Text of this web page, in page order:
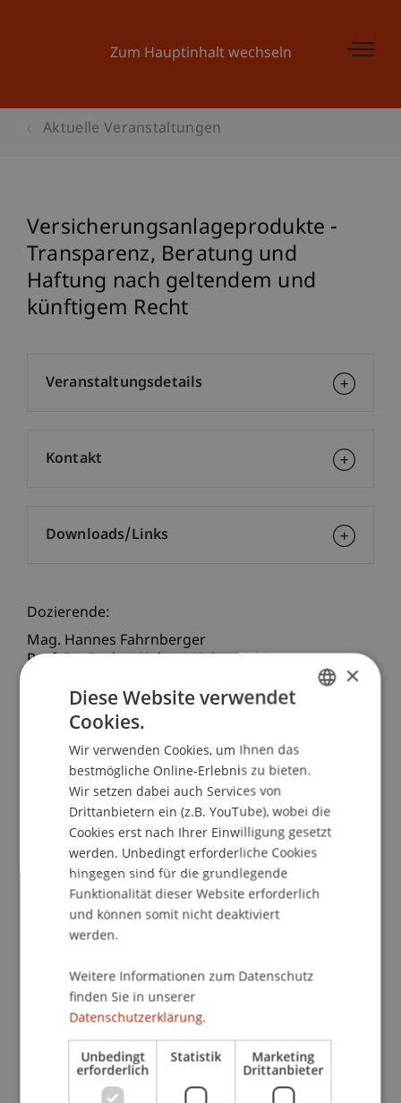
Zum Hauptinhalt wechseln
Aktuelle Veranstaltungen
Versicherungsanlageprodukte -
Transparenz, Beratung und
Haftung nach geltendem und
künftigem Recht
Dozierende:
Mag. Hannes Fahrnberger
Prof. Dr. Dr. h.c. Helmut
Caroline Voigt
School/Professur:
Institut für Finanzdienstleistungen
Die Europäische Kommission hat auf die
Finanzkrise der letzten Jahre unter anderem mit
einer "Transparenzoffensive" reagiert. Nach ihren
Vorschlägen für eine neue Richtlinie über die
Versicherungsvermittlung ("IMDII") und für eine
Verordnung über Basisinformationsblätter für
Anlageprodukte ("PRIPS"), die auch den
"Versicherungsanlage-
produkten" regeln, treffen
Versicherungsunternehmen und ihre Vermittler
verschärfte Informationspflichten.
Dabei geht es ganz wesentlich um zwei Aspekte:
Veranstaltungsdetails
Kontakt
Downloads/Links
×
Diese Website verwendet
Cookies.
Wir verwenden Cookies, um Ihnen das
bestmögliche Online-Erlebnis zu bieten.
Wir setzen dabei auch Services von
Drittanbietern ein (z.B. YouTube), wobei die
Cookies erst nach Ihrer Einwilligung gesetzt
werden. Unbedingt erforderliche Cookies
hingegen sind für die grundlegende
Funktionalität dieser Website erforderlich
und können somit nicht deaktiviert
werden.
Weitere Informationen zum Datenschutz
finden Sie in unserer
Datenschutzerklärung.
Unbedingt
erforderlich
Statistik Marketing
Drittanbieter